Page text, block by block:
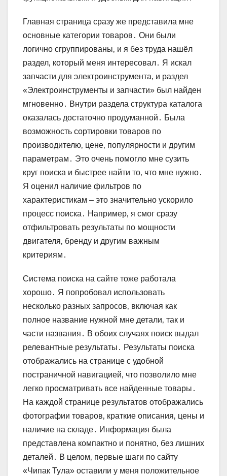
Главная страница сразу же представила мне
основные категории товаров․ Они были
логично сгруппированы‚ и я без труда нашёл
раздел‚ который меня интересовал․ Я искал
запчасти для электроинструмента‚ и раздел
«Электроинструменты и запчасти» был найден
мгновенно․ Внутри раздела структура каталога
оказалась достаточно продуманной․ Была
возможность сортировки товаров по
производителю‚ цене‚ популярности и другим
параметрам․ Это очень помогло мне сузить
круг поиска и быстрее найти то‚ что мне нужно․
Я оценил наличие фильтров по
характеристикам – это значительно ускорило
процесс поиска․ Например‚ я смог сразу
отфильтровать результаты по мощности
двигателя‚ бренду и другим важным
критериям․
Система поиска на сайте тоже работала
хорошо․ Я попробовал использовать
несколько разных запросов‚ включая как
полное название нужной мне детали‚ так и
части названия․ В обоих случаях поиск выдал
релевантные результаты․ Результаты поиска
отображались на странице с удобной
постраничной навигацией‚ что позволило мне
легко просматривать все найденные товары․
На каждой странице результатов отображались
фотографии товаров‚ краткие описания‚ цены и
наличие на складе․ Информация была
представлена компактно и понятно‚ без лишних
деталей․ В целом‚ первые шаги по сайту
«Чипак Тула» оставили у меня положительное